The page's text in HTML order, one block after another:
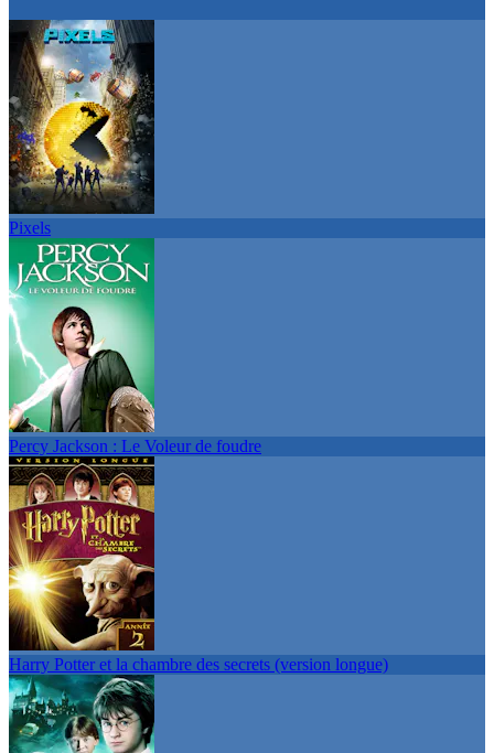
Pixels
Percy Jackson : Le Voleur de foudre
Harry Potter et la chambre des secrets (version longue)